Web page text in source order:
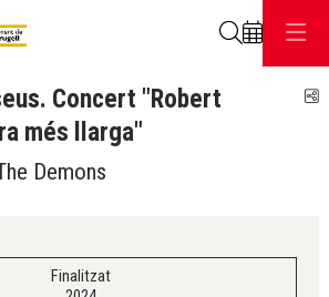
Concert "Robert
més llarga"
Demons
Finalitzat